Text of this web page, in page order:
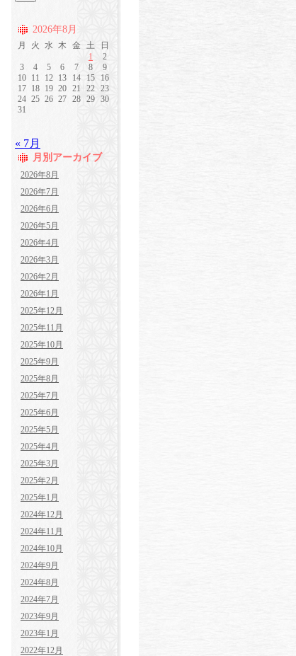
2026年8月
月 火 水 木 金 土
日
1
2
3
4 5 6 7 8
9
10
11 12 13 14 15
16
17
18 19 20 21 22 23
24 25 26 27 28 29 30
31
« 7月
月別アーカイブ
2026年8月
2026年7月
2026年6月
2026年5月
2026年4月
2026年3月
2026年2月
2026年1月
2025年12月
2025年11月
2025年10月
2025年9月
2025年8月
2025年7月
2025年6月
2025年5月
2025年4月
2025年3月
2025年2月
2025年1月
2024年12月
2024年11月
2024年10月
2024年9月
2024年8月
2024年7月
2023年9月
2023年1月
2022年12月